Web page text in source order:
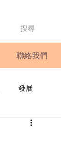
聯絡我們
發展
圓桌會議